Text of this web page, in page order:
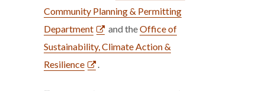
Community Planning & Permitting
Department
and theOffice of
Sustainability, Climate Action &
Resilience
.